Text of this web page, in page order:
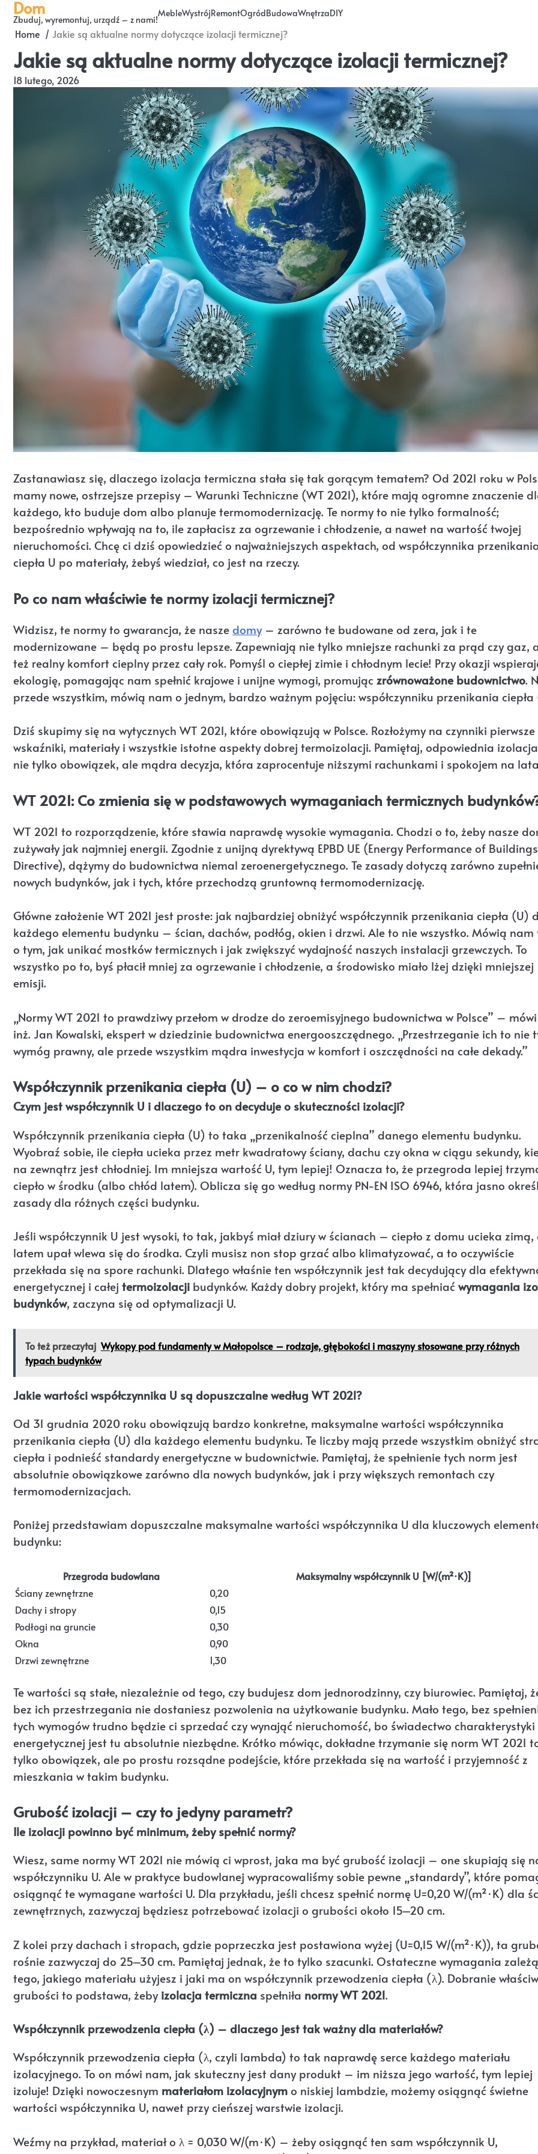
Skip
content
Dom
Zbuduj, wyremontuj, urządź – z nami!
MebleWystrójRemontOgródBudowaWnętrzaDIY
Home Jakie są aktualne normy dotyczące izolacji termicznej?
Jakie są aktualne normy dotyczące izolacji termicznej?
18 lutego, 2026
Zastanawiasz się, dlaczego izolacja termiczna stała się tak gorącym tematem? Od 2021 roku w
mamy nowe, ostrzejsze przepisy – Warunki Techniczne (WT 2021), które mają ogromne znaczenie
każdego, kto buduje dom albo planuje termomodernizację. Te normy to nie tylko formalność;
bezpośrednio wpływają na to, ile zapłacisz za ogrzewanie i chłodzenie, a nawet na wartość twojej
nieruchomości. Chcę ci dziś opowiedzieć o najważniejszych aspektach, od współczynnika
ciepła U po materiały, żebyś wiedział, co jest na rzeczy.
Po co nam właściwie te normy izolacji termicznej?
Widzisz, te normy to gwarancja, że naszedomy– zarówno te budowane od zera, jak i te
modernizowane – będą po prostu lepsze. Zapewniają nie tylko mniejsze rachunki za prąd czy gaz,
też realny komfort cieplny przez cały rok. Pomyśl o ciepłej zimie i chłodnym lecie! Przy okazji
ekologię, pomagając nam spełnić krajowe i unijne wymogi, promując zrównoważone budownictwo.
przede wszystkim, mówią nam o jednym, bardzo ważnym pojęciu: współczynniku przenikania ciepła
Dziś skupimy się na wytycznych WT 2021, które obowiązują w Polsce. Rozłożymy na czynniki pierwsze
wskaźniki, materiały i wszystkie istotne aspekty dobrej termoizolacji. Pamiętaj, odpowiednia
nie tylko obowiązek, ale mądra decyzja, która zaprocentuje niższymi rachunkami i spokojem na
WT 2021: Co zmienia się w podstawowych wymaganiach termicznych
WT 2021 to rozporządzenie, które stawia naprawdę wysokie wymagania. Chodzi o to, żeby nasze
zużywały jak najmniej energii. Zgodnie z unijną dyrektywą EPBD UE (Energy Performance of Buildings
Directive), dążymy do budownictwa niemal zeroenergetycznego. Te zasady dotyczą zarówno
nowych budynków, jak i tych, które przechodzą gruntowną termomodernizację.
Główne założenie WT 2021 jest proste: jak najbardziej obniżyć współczynnik przenikania ciepła (U)
każdego elementu budynku – ścian, dachów, podłóg, okien i drzwi. Ale to nie wszystko. Mówią nam
o tym, jak unikać mostków termicznych i jak zwiększyć wydajność naszych instalacji grzewczych. To
wszystko po to, byś płacił mniej za ogrzewanie i chłodzenie, a środowisko miało lżej dzięki mniejszej
emisji.
„Normy WT 2021 to prawdziwy przełom w drodze do zeroemisyjnego budownictwa w Polsce” –
inż. Jan Kowalski, ekspert w dziedzinie budownictwa energooszczędnego. „Przestrzeganie ich to nie
wymóg prawny, ale przede wszystkim mądra inwestycja w komfort i oszczędności na całe dekady.”
Współczynnik przenikania ciepła (U) – o co w nim chodzi?
Czym jest współczynnik U i dlaczego to on decyduje o skuteczności izolacji?
Współczynnik przenikania ciepła (U) to taka „przenikalność cieplna” danego elementu budynku.
Wyobraź sobie, ile ciepła ucieka przez metr kwadratowy ściany, dachu czy okna w ciągu sekundy,
na zewnątrz jest chłodniej. Im mniejsza wartość U, tym lepiej! Oznacza to, że przegroda lepiej
ciepło w środku (albo chłód latem). Oblicza się go według normy PN-EN ISO 6946, która jasno
zasady dla różnych części budynku.
Jeśli współczynnik U jest wysoki, to tak, jakbyś miał dziury w ścianach – ciepło z domu ucieka zimą,
latem upał wlewa się do środka. Czyli musisz non stop grzać albo klimatyzować, a to oczywiście
przekłada się na spore rachunki. Dlatego właśnie ten współczynnik jest tak decydujący dla
energetycznej i całej termoizolacji budynków. Każdy dobry projekt, który ma spełniać wymagania
budynków, zaczyna się od optymalizacji U.
To też przeczytaj Wykopy pod fundamenty w Małopolsce – rodzaje, głębokości i maszyny stosowane przy różnych
typach budynków
Jakie wartości współczynnika U są dopuszczalne według WT 2021?
Od 31 grudnia 2020 roku obowiązują bardzo konkretne, maksymalne wartości współczynnika
przenikania ciepła (U) dla każdego elementu budynku. Te liczby mają przede wszystkim obniżyć
ciepła i podnieść standardy energetyczne w budownictwie. Pamiętaj, że spełnienie tych norm jest
absolutnie obowiązkowe zarówno dla nowych budynków, jak i przy większych remontach czy
termomodernizacjach.
Poniżej przedstawiam dopuszczalne maksymalne wartości współczynnika U dla kluczowych
budynku:
Przegroda budowlana
Maksymalny współczynnik U [W/(m²·K)]
Ściany zewnętrzne
0,20
Dachy i stropy
0,15
Podłogi na gruncie
0,30
Okna
0,90
Drzwi zewnętrzne
1,30
Te wartości są stałe, niezależnie od tego, czy budujesz dom jednorodzinny, czy biurowiec. Pamiętaj,
bez ich przestrzegania nie dostaniesz pozwolenia na użytkowanie budynku. Mało tego, bez
tych wymogów trudno będzie ci sprzedać czy wynająć nieruchomość, bo świadectwo charakterystyki
energetycznej jest tu absolutnie niezbędne. Krótko mówiąc, dokładne trzymanie się norm WT 2021
tylko obowiązek, ale po prostu rozsądne podejście, które przekłada się na wartość i przyjemność z
mieszkania w takim budynku.
Grubość izolacji – czy to jedyny parametr?
Ile izolacji powinno być minimum, żeby spełnić normy?
Wiesz, same normy WT 2021 nie mówią ci wprost, jaka ma być grubość izolacji – one skupiają się
współczynniku U. Ale w praktyce budowlanej wypracowaliśmy sobie pewne „standardy”, które
osiągnąć te wymagane wartości U. Dla przykładu, jeśli chcesz spełnić normę U=0,20 W/(m²·K) dla
zewnętrznych, zazwyczaj będziesz potrzebować izolacji o grubości około 15–20 cm.
Z kolei przy dachach i stropach, gdzie poprzeczka jest postawiona wyżej (U=0,15 W/(m²·K)), ta
rośnie zazwyczaj do 25–30 cm. Pamiętaj jednak, że to tylko szacunki. Ostateczne wymagania
tego, jakiego materiału użyjesz i jaki ma on współczynnik przewodzenia ciepła (λ). Dobranie
grubości to podstawa, żebyizolacja termiczna spełniła normy WT 2021.
Współczynnik przewodzenia ciepła (λ) – dlaczego jest tak ważny dla materiałów?
Współczynnik przewodzenia ciepła (λ, czyli lambda) to tak naprawdę serce każdego materiału
izolacyjnego. To on mówi nam, jak skuteczny jest dany produkt – im niższa jego wartość, tym lepiej
izoluje! Dzięki nowoczesnym materiałom izolacyjnymo niskiej lambdzie, możemy osiągnąć świetne
wartości współczynnika U, nawet przy cieńszej warstwie izolacji.
Weźmy na przykład, materiał o λ = 0,030 W/(m·K) – żeby osiągnąć ten sam współczynnik U,